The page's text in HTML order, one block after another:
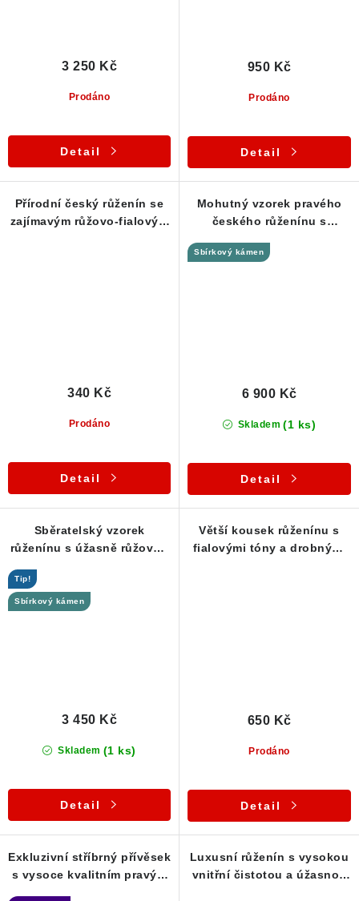
Prodáno
3 250 Kč
Detail
Prodáno
950 Kč
Detail
Přírodní český růženín se
zajímavým růžovo-fialovým
Prodáno
340 Kč
Detail
Mohutný vzorek pravého
českého růženínu s
cm
Sbírkový kámen
Skladem (1 ks)
6 900 Kč
Detail
Sběratelský vzorek
růženínu s úžasně růžovou
Tip!
Sbírkový kámen
Skladem (1 ks)
3 450 Kč
Detail
Větší kousek růženínu s
fialovými tóny a drobnými
Prodáno
650 Kč
Detail
Exkluzivní stříbrný přívěsek
s vysoce kvalitním pravým
Luxusní růženín s vysokou
vnitřní čistotou a úžasnou